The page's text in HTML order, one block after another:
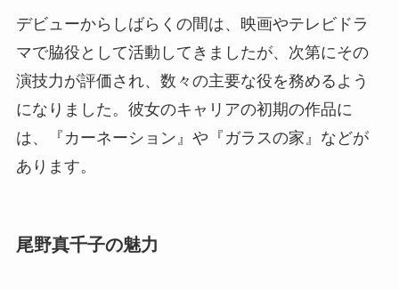
デビューからしばらくの間は、映画やテレビドラ
マで脇役として活動してきましたが、次第にその
演技力が評価され、数々の主要な役を務めるよう
になりました。彼女のキャリアの初期の作品に
は、『カーネーション』や『ガラスの家』などが
あります。
尾野真千子の魅力